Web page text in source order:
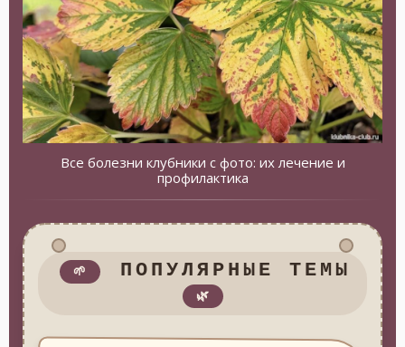
Все болезни клубники с фото: их лечение и
профилактика
🌱 ПОПУЛЯРНЫЕ ТЕМЫ
🌿